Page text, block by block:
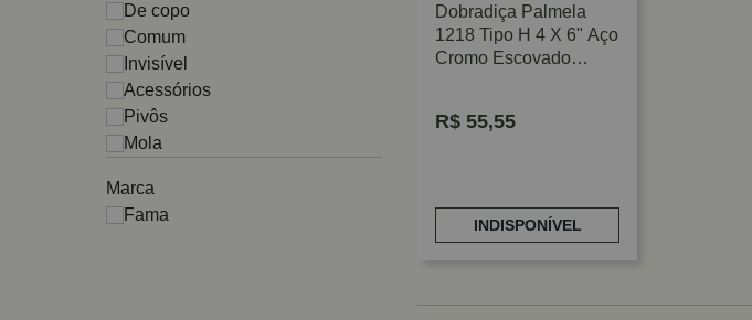
De copo
Comum
Invisível
Acessórios
Pivôs
Mola
Marca
Fama
Dobradiça Palmela
1218 Tipo H 4 X 6" Aço
Cromo Escovado
R$ 55,55
INDISPONÍVEL